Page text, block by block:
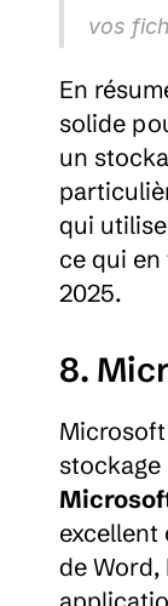
vos
En
solide
un
qui
ce qui
2025.
8.
excellent
de Word,